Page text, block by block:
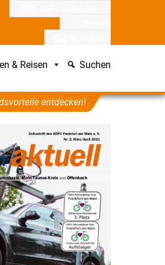
& Reisen Suchen
entdecken!